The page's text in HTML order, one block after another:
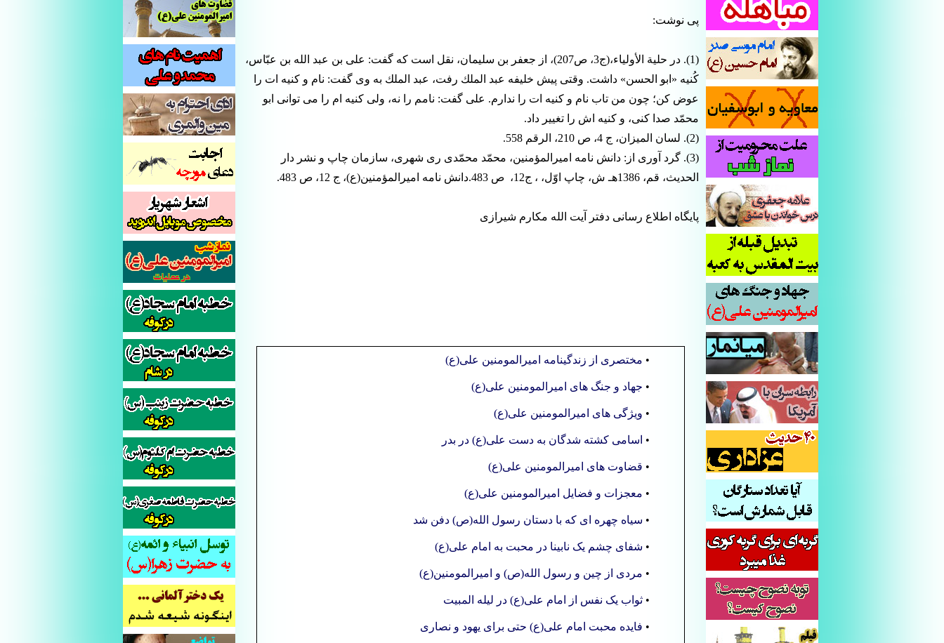
پی نوشت:
(1). در حلیة الأولیاء،(ج3، ص207)، از جعفر بن سلیمان، نقل است كه گفت: على بن عبد الله بن عبّاس،
كُنیه «ابو الحسن» داشت. وقتى پیش خلیفه عبد الملك رفت، عبد الملك به وى گفت: نام و كنیه ات را
عوض كن؛ چون من تاب نام و كنیه ات را ندارم. على گفت: نامم را نه، ولى كنیه ام را مى توانى ابو
محمّد صدا كنى، و كنیه اش را تغییر داد.
(2). لسان المیزان، ج 4، ص 210، الرقم 558.
(3). گرد آوری از: دانش نامه امیرالمؤمنین، محمّد محمّدی ری شهری، سازمان چاپ و نشر دار
الحدیث، قم، 1386هـ ش، چاپ اوّل، ، ج12، ص 483.دانش نامه امیرالمؤمنین(ع)، ج 12، ص 483.
پایگاه اطلاع رسانی دفتر آیت الله مکارم شیرازی